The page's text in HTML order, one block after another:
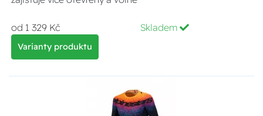
od 1 329 Kč Skladem
Varianty produktu